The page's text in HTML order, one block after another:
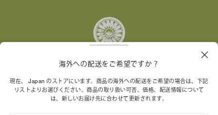
トリー バーチ財団は、女性起業家が持続可能な企業を築
くことを支援しています。
海外への配送をご希望ですか？
現在、 Japan のストアにいます。商品の海外への配送をご希望の場合は、下記
リストよりお選びください。商品の取り扱い可否、価格、配送情報について
は、新しいお届け先に合わせて更新されます。